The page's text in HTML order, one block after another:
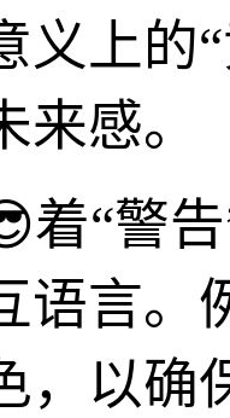
义上的
感。
着“警
语言。
，以确